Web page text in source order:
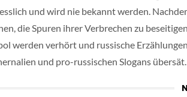
und wird nie bekannt werden.
die Spuren ihrer Verbrechen zu
werden verhört und russische
und pro-russischen Slogans